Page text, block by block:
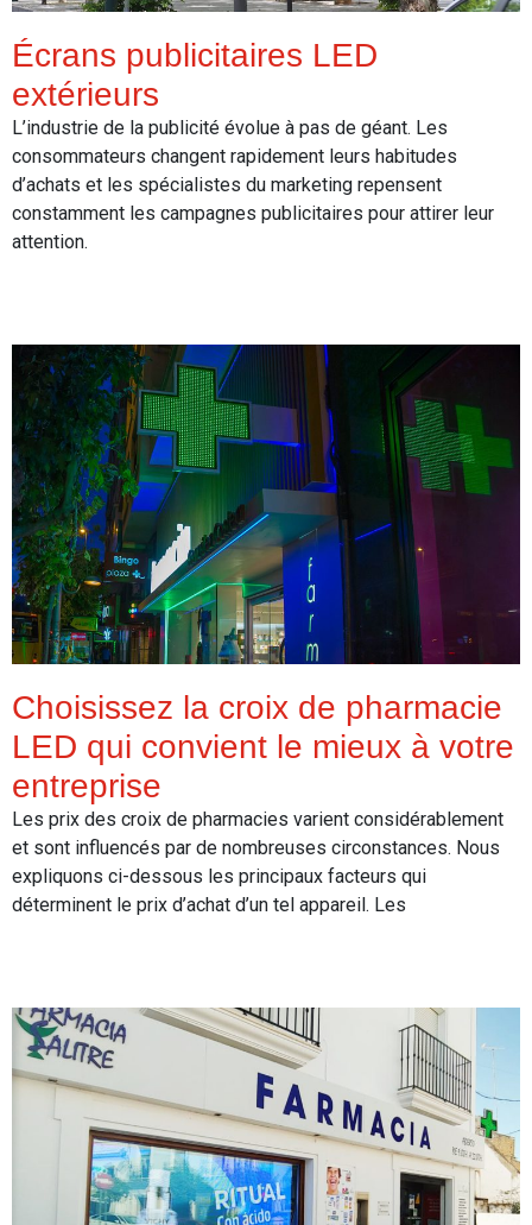
Écrans publicitaires LED
extérieurs
L’industrie de la publicité évolue à pas de géant. Les
consommateurs changent rapidement leurs habitudes
d’achats et les spécialistes du marketing repensent
constamment les campagnes publicitaires pour attirer leur
attention.
Choisissez la croix de pharmacie
LED qui convient le mieux à votre
entreprise
Les prix des croix de pharmacies varient considérablement
et sont influencés par de nombreuses circonstances. Nous
expliquons ci-dessous les principaux facteurs qui
déterminent le prix d’achat d’un tel appareil. Les